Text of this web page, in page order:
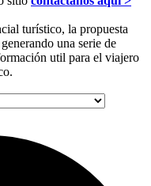
turístico, la propuesta
una serie de
util para el viajero